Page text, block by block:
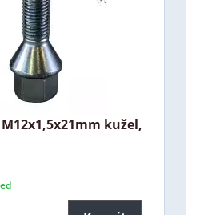
kužel,